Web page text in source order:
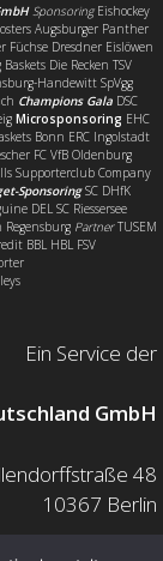
SponsoringEishockey
Augsburger Panther
Dresdner Eislöwen
Die Recken TSV
Handewitt SpVgg
Champions GalaDSC
Microsponsoring EHC
Bonn ERC Ingolstadt
FC VfB Oldenburg
Supporterclub Company
SponsoringSC DHfK
DEL SC Riessersee
PartnerTUSEM
BBL HBL FSV
Ein Service der
GmbH
48
10367 Berlin